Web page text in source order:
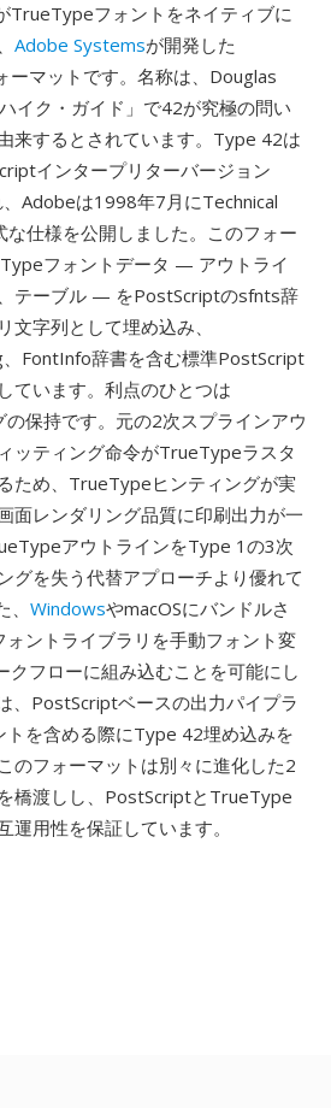
TrueTypeフォントをネイティブに
Adobe Systemsが開発した
ーマットです。名称は、Douglas
イク・ガイド」で42が究極の問い
来するとされています。Type 42は
インタープリターバージョン
Adobeは1998年7月にTechnical
仕様を公開しました。このフォー
フォントデータ — アウトライ
テーブル — をPostScriptのsfnts辞
文字列として埋め込み、
FontInfo辞書を含む標準PostScript
ています。利点のひとつは
保持です。元の2次スプラインアウ
ッティング命令がTrueTypeラスタ
ため、TrueTypeヒンティングが実
面レンダリング品質に印刷出力が一
アウトラインをType 1の3次
グを失う代替アプローチより優れて
WindowsやmacOSにバンドルさ
ントライブラリを手動フォント変
フローに組み込むことを可能にし
、PostScriptベースの出力パイプラ
を含める際にType 42埋め込みを
のフォーマットは別々に進化した2
橋渡しし、PostScriptとTrueType
運用性を保証しています。